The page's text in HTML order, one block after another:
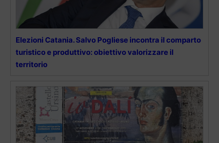
Elezioni Catania. Salvo Pogliese incontra il comparto
turistico e produttivo: obiettivo valorizzare il
territorio